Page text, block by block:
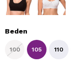
Beden
100 105 110